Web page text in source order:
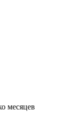
месяцев